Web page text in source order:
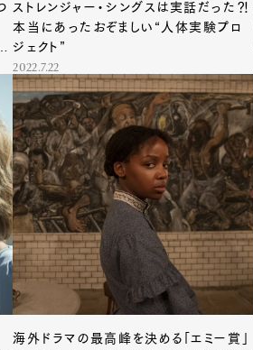
ストレンジャー・シングスは実話だった⁈
本当にあったおぞましい“人体実験プロ
ジェクト”
2022.7.22
海外ドラマの最高峰を決める「エミー賞」